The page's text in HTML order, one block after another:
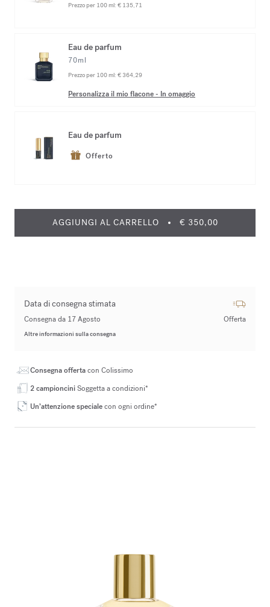
Prezzo per 100 ml: € 135,71
Eau de parfum
70ml
Prezzo per 100 ml: € 364,29
Personalizza il mio flacone- In omaggio
Eau de parfum
Offerto
AGGIUNGI AL CARRELLO € 350,00
Data di consegna stimata
Consegna da 17 Agosto Offerta
Altre informazioni sulla consegna
Consegna offertacon Colissimo
2 campionciniSoggetta a condizioni*
Un’attenzione specialecon ogni ordine*